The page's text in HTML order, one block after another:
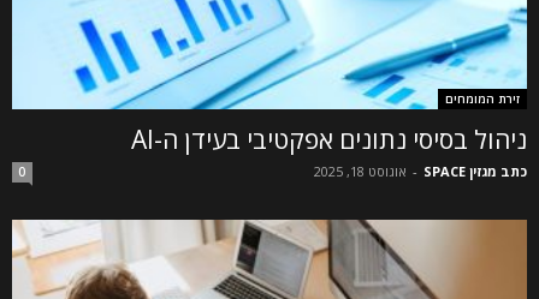
זירת המומחים
ניהול בסיסי נתונים אפקטיבי בעידן ה-AI
כתב מגזין SPACE - אוגוסט 18, 2025 0